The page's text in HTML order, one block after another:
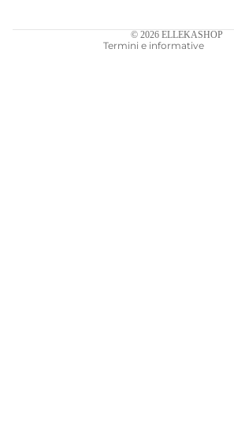
© 2026 ELLEKASHOP
Termini e informative